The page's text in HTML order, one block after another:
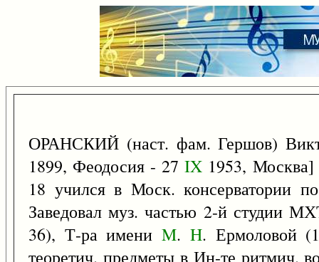
ОРАНСКИЙ (наст. фам. Гершов)
1899, Феодосия - 27IX 1953, Москва]
18 учился в Моск. консерватории
Заведовал муз. частью 2-й студии
36), Т-ра имениM. H. Ермоловой
теоретич. предметы в Ин-те ритмич.